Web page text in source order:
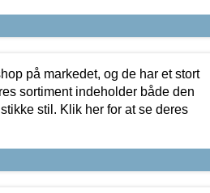
på markedet, og de har et stort
sortiment indeholder både den
stil. Klik her for at se deres